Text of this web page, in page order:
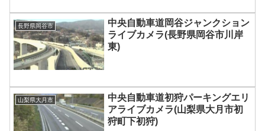
長野県岡谷市
中央自動車道岡谷ジャンクション
ライブカメラ(長野県岡谷市川岸
東)
山梨県大月市
中央自動車道初狩パーキングエリ
アライブカメラ(山梨県大月市初
狩町下初狩)